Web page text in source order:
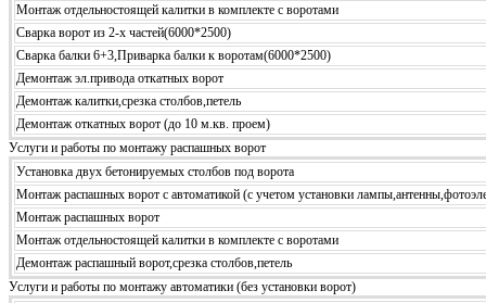
Монтаж отдельностоящей калитки в комплекте с воротами
Сварка ворот из 2-х частей(6000*2500)
Сварка балки 6+3,Приварка балки к воротам(6000*2500)
Демонтаж эл.привода откатных ворот
Демонтаж калитки,срезка столбов,петель
Демонтаж откатных ворот (до 10 м.кв. проем)
Услуги и работы по монтажу распашных ворот
Установка двух бетонируемых столбов под ворота
Монтаж распашных ворот с автоматикой (с учетом установки
Монтаж распашных ворот
Монтаж отдельностоящей калитки в комплекте с воротами
Демонтаж распашный ворот,срезка столбов,петель
Услуги и работы по монтажу автоматики (без установки ворот)